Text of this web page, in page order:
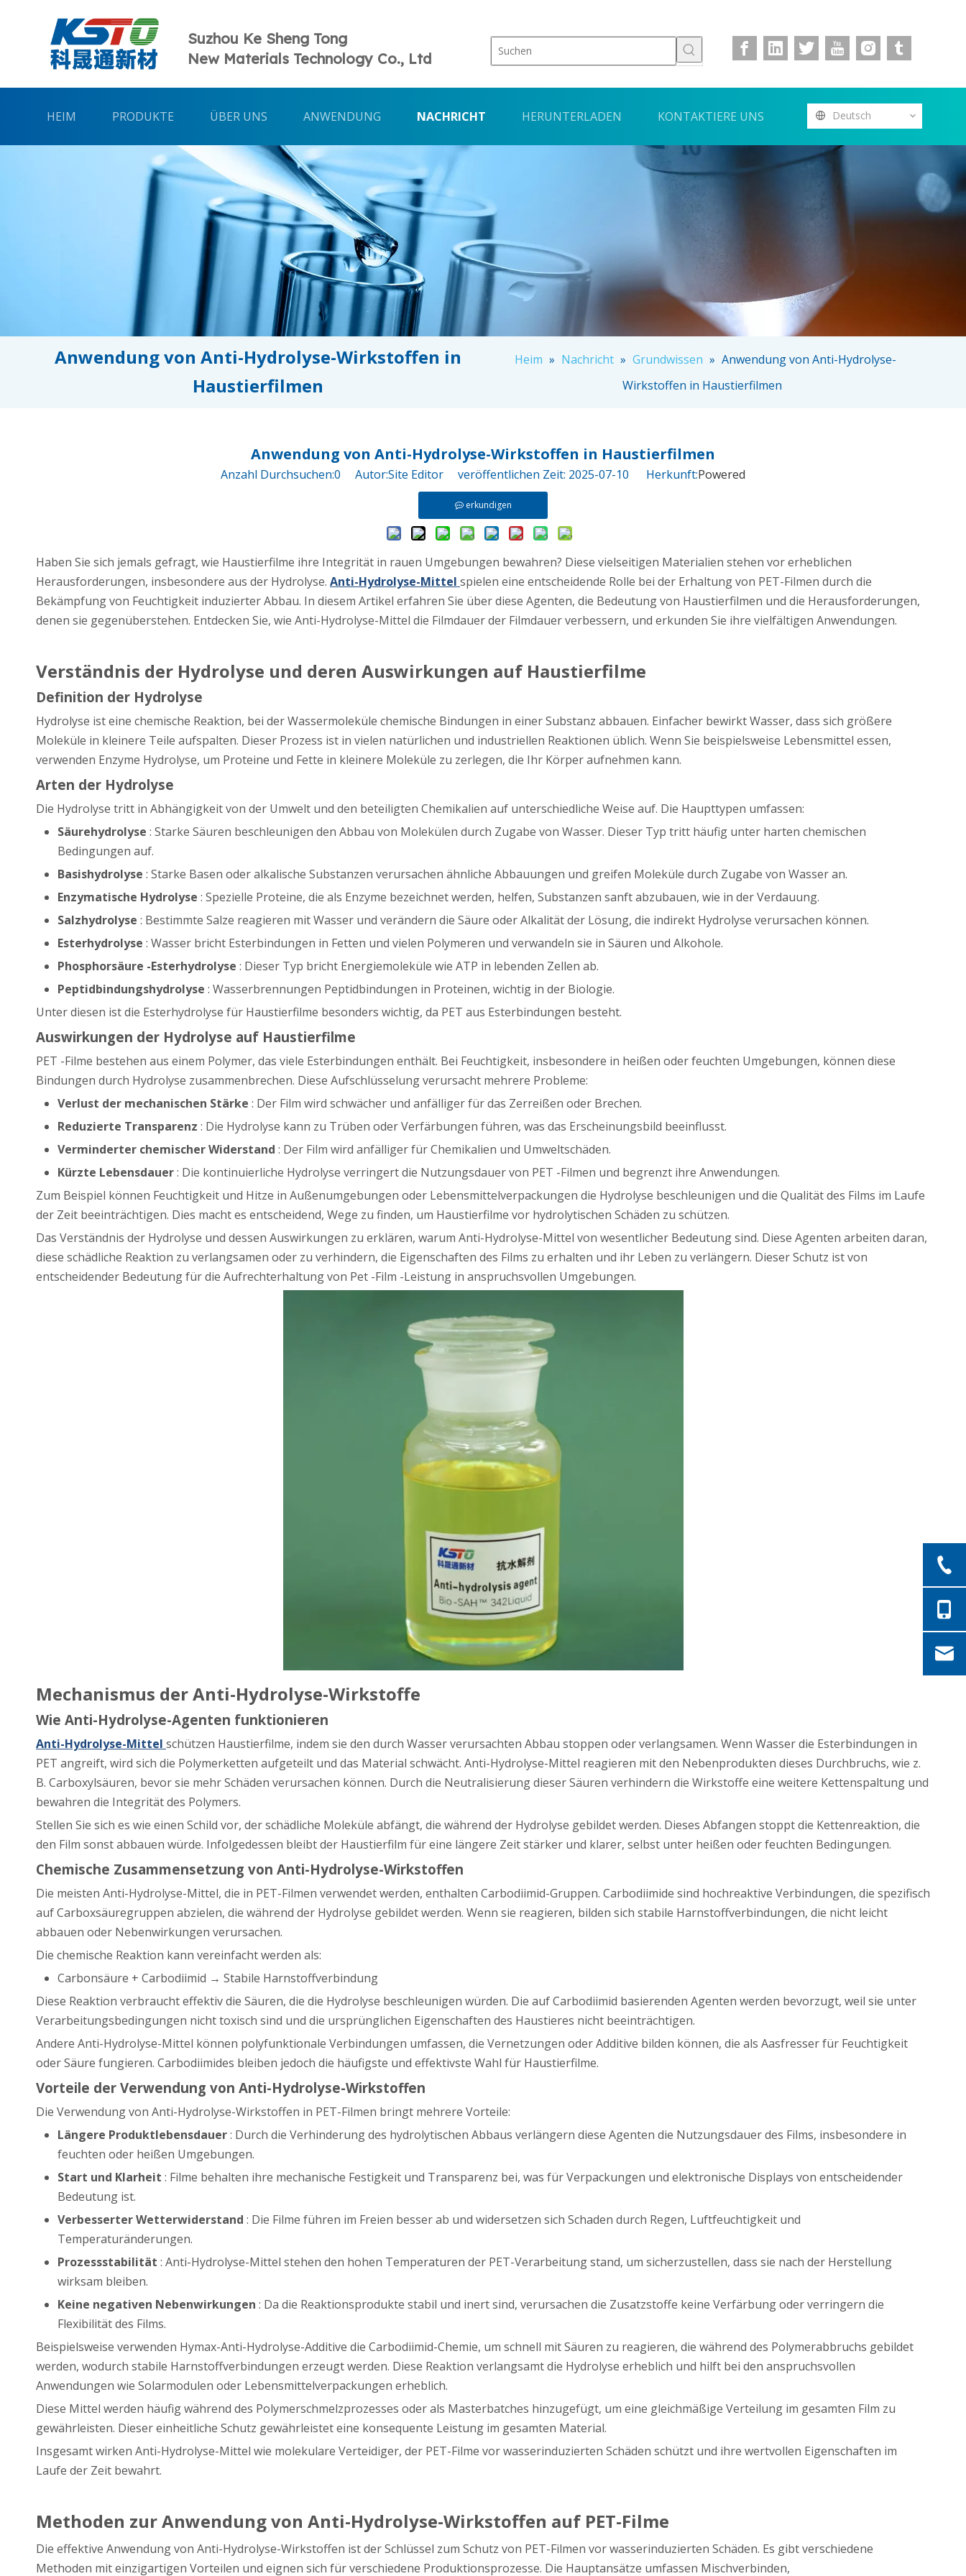
Suzhou Ke Sheng Tong
New Materials Technology Co., Ltd
HEIM PRODUKTE ÜBER UNS ANWENDUNG NACHRICHT HERUNTERLADEN KONTAKTIERE UNS Deutsch
Anwendung von Anti-Hydrolyse-Wirkstoffen in
Haustierfilmen
Heim » Nachricht » Grundwissen » Anwendung von Anti-Hydrolyse-
Wirkstoffen in Haustierfilmen
Anwendung von Anti-Hydrolyse-Wirkstoffen in Haustierfilmen
Anzahl Durchsuchen:0 Autor:Site Editor veröffentlichen Zeit: 2025-07-10 Herkunft:Powered
erkundigen
Haben Sie sich jemals gefragt, wie Haustierfilme ihre Integrität in rauen Umgebungen bewahren? Diese vielseitigen Materialien stehen vor erheblichen
Herausforderungen, insbesondere aus der Hydrolyse. Anti-Hydrolyse-Mittel spielen eine entscheidende Rolle bei der Erhaltung von PET-Filmen durch die
Bekämpfung von Feuchtigkeit induzierter Abbau. In diesem Artikel erfahren Sie über diese Agenten, die Bedeutung von Haustierfilmen und die Herausforderungen,
denen sie gegenüberstehen. Entdecken Sie, wie Anti-Hydrolyse-Mittel die Filmdauer der Filmdauer verbessern, und erkunden Sie ihre vielfältigen Anwendungen.
Verständnis der Hydrolyse und deren Auswirkungen auf Haustierfilme
Definition der Hydrolyse
Hydrolyse ist eine chemische Reaktion, bei der Wassermoleküle chemische Bindungen in einer Substanz abbauen. Einfacher bewirkt Wasser, dass sich größere
Moleküle in kleinere Teile aufspalten. Dieser Prozess ist in vielen natürlichen und industriellen Reaktionen üblich. Wenn Sie beispielsweise Lebensmittel essen,
verwenden Enzyme Hydrolyse, um Proteine ​​und Fette in kleinere Moleküle zu zerlegen, die Ihr Körper aufnehmen kann.
Arten der Hydrolyse
Die Hydrolyse tritt in Abhängigkeit von der Umwelt und den beteiligten Chemikalien auf unterschiedliche Weise auf. Die Haupttypen umfassen:
Säurehydrolyse : Starke Säuren beschleunigen den Abbau von Molekülen durch Zugabe von Wasser. Dieser Typ tritt häufig unter harten chemischen
Bedingungen auf.
Basishydrolyse : Starke Basen oder alkalische Substanzen verursachen ähnliche Abbauungen und greifen Moleküle durch Zugabe von Wasser an.
Enzymatische Hydrolyse : Spezielle Proteine, die als Enzyme bezeichnet werden, helfen, Substanzen sanft abzubauen, wie in der Verdauung.
Salzhydrolyse : Bestimmte Salze reagieren mit Wasser und verändern die Säure oder Alkalität der Lösung, die indirekt Hydrolyse verursachen können.
Esterhydrolyse : Wasser bricht Esterbindungen in Fetten und vielen Polymeren und verwandeln sie in Säuren und Alkohole.
Phosphorsäure -Esterhydrolyse : Dieser Typ bricht Energiemoleküle wie ATP in lebenden Zellen ab.
Peptidbindungshydrolyse : Wasserbrennungen Peptidbindungen in Proteinen, wichtig in der Biologie.
Unter diesen ist die Esterhydrolyse für Haustierfilme besonders wichtig, da PET aus Esterbindungen besteht.
Auswirkungen der Hydrolyse auf Haustierfilme
PET -Filme bestehen aus einem Polymer, das viele Esterbindungen enthält. Bei Feuchtigkeit, insbesondere in heißen oder feuchten Umgebungen, können diese
Bindungen durch Hydrolyse zusammenbrechen. Diese Aufschlüsselung verursacht mehrere Probleme:
Verlust der mechanischen Stärke : Der Film wird schwächer und anfälliger für das Zerreißen oder Brechen.
Reduzierte Transparenz : Die Hydrolyse kann zu Trüben oder Verfärbungen führen, was das Erscheinungsbild beeinflusst.
Verminderter chemischer Widerstand : Der Film wird anfälliger für Chemikalien und Umweltschäden.
Kürzte Lebensdauer: Die kontinuierliche Hydrolyse verringert die Nutzungsdauer von PET -Filmen und begrenzt ihre Anwendungen.
Zum Beispiel können Feuchtigkeit und Hitze in Außenumgebungen oder Lebensmittelverpackungen die Hydrolyse beschleunigen und die Qualität des Films im Laufe
der Zeit beeinträchtigen. Dies macht es entscheidend, Wege zu finden, um Haustierfilme vor hydrolytischen Schäden zu schützen.
Das Verständnis der Hydrolyse und dessen Auswirkungen zu erklären, warum Anti-Hydrolyse-Mittel von wesentlicher Bedeutung sind. Diese Agenten arbeiten daran,
diese schädliche Reaktion zu verlangsamen oder zu verhindern, die Eigenschaften des Films zu erhalten und ihr Leben zu verlängern. Dieser Schutz ist von
entscheidender Bedeutung für die Aufrechterhaltung von Pet -Film -Leistung in anspruchsvollen Umgebungen.
Mechanismus der Anti-Hydrolyse-Wirkstoffe
Wie Anti-Hydrolyse-Agenten funktionieren
Anti-Hydrolyse-Mittel schützen Haustierfilme, indem sie den durch Wasser verursachten Abbau stoppen oder verlangsamen. Wenn Wasser die Esterbindungen in
PET angreift, wird sich die Polymerketten aufgeteilt und das Material schwächt. Anti-Hydrolyse-Mittel reagieren mit den Nebenprodukten dieses Durchbruchs, wie z.
B. Carboxylsäuren, bevor sie mehr Schäden verursachen können. Durch die Neutralisierung dieser Säuren verhindern die Wirkstoffe eine weitere Kettenspaltung und
bewahren die Integrität des Polymers.
Stellen Sie sich es wie einen Schild vor, der schädliche Moleküle abfängt, die während der Hydrolyse gebildet werden. Dieses Abfangen stoppt die Kettenreaktion, die
den Film sonst abbauen würde. Infolgedessen bleibt der Haustierfilm für eine längere Zeit stärker und klarer, selbst unter heißen oder feuchten Bedingungen.
Chemische Zusammensetzung von Anti-Hydrolyse-Wirkstoffen
Die meisten Anti-Hydrolyse-Mittel, die in PET-Filmen verwendet werden, enthalten Carbodiimid-Gruppen. Carbodiimide sind hochreaktive Verbindungen, die spezifisch
auf Carboxsäuregruppen abzielen, die während der Hydrolyse gebildet werden. Wenn sie reagieren, bilden sich stabile Harnstoffverbindungen, die nicht leicht
abbauen oder Nebenwirkungen verursachen.
Die chemische Reaktion kann vereinfacht werden als:
Carbonsäure + Carbodiimid → Stabile Harnstoffverbindung
Diese Reaktion verbraucht effektiv die Säuren, die die Hydrolyse beschleunigen würden. Die auf Carbodiimid basierenden Agenten werden bevorzugt, weil sie unter
Verarbeitungsbedingungen nicht toxisch sind und die ursprünglichen Eigenschaften des Haustieres nicht beeinträchtigen.
Andere Anti-Hydrolyse-Mittel können polyfunktionale Verbindungen umfassen, die Vernetzungen oder Additive bilden können, die als Aasfresser für Feuchtigkeit
oder Säure fungieren. Carbodiimides bleiben jedoch die häufigste und effektivste Wahl für Haustierfilme.
Vorteile der Verwendung von Anti-Hydrolyse-Wirkstoffen
Die Verwendung von Anti-Hydrolyse-Wirkstoffen in PET-Filmen bringt mehrere Vorteile:
Längere Produktlebensdauer: Durch die Verhinderung des hydrolytischen Abbaus verlängern diese Agenten die Nutzungsdauer des Films, insbesondere in
feuchten oder heißen Umgebungen.
Start und Klarheit : Filme behalten ihre mechanische Festigkeit und Transparenz bei, was für Verpackungen und elektronische Displays von entscheidender
Bedeutung ist.
Verbesserter Wetterwiderstand : Die Filme führen im Freien besser ab und widersetzen sich Schaden durch Regen, Luftfeuchtigkeit und
Temperaturänderungen.
Prozessstabilität : Anti-Hydrolyse-Mittel stehen den hohen Temperaturen der PET-Verarbeitung stand, um sicherzustellen, dass sie nach der Herstellung
wirksam bleiben.
Keine negativen Nebenwirkungen : Da die Reaktionsprodukte stabil und inert sind, verursachen die Zusatzstoffe keine Verfärbung oder verringern die
Flexibilität des Films.
Beispielsweise verwenden Hymax-Anti-Hydrolyse-Additive die Carbodiimid-Chemie, um schnell mit Säuren zu reagieren, die während des Polymerabbruchs gebildet
werden, wodurch stabile Harnstoffverbindungen erzeugt werden. Diese Reaktion verlangsamt die Hydrolyse erheblich und hilft bei den anspruchsvollen
Anwendungen wie Solarmodulen oder Lebensmittelverpackungen erheblich.
Diese Mittel werden häufig während des Polymerschmelzprozesses oder als Masterbatches hinzugefügt, um eine gleichmäßige Verteilung im gesamten Film zu
gewährleisten. Dieser einheitliche Schutz gewährleistet eine konsequente Leistung im gesamten Material.
Insgesamt wirken Anti-Hydrolyse-Mittel wie molekulare Verteidiger, der PET-Filme vor wasserinduzierten Schäden schützt und ihre wertvollen Eigenschaften im
Laufe der Zeit bewahrt.
Methoden zur Anwendung von Anti-Hydrolyse-Wirkstoffen auf PET-Filme
Die effektive Anwendung von Anti-Hydrolyse-Wirkstoffen ist der Schlüssel zum Schutz von PET-Filmen vor wasserinduzierten Schäden. Es gibt verschiedene
Methoden mit einzigartigen Vorteilen und eignen sich für verschiedene Produktionsprozesse. Die Hauptansätze umfassen Mischverbinden,